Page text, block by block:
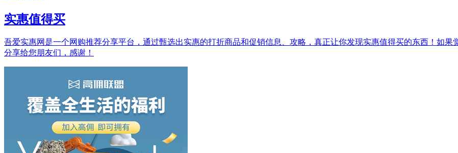
实惠值得买
吾爱实惠网是一个网购推荐分享平台，通过甄选出实惠的打折商品和促销信息、攻略，真正让你发现实惠值得买的东西！如果
分享给您朋友们，感谢！